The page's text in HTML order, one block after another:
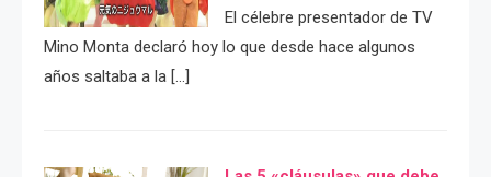
El célebre presentador de TV
Mino Monta declaró hoy lo que desde hace algunos
años saltaba a la […]